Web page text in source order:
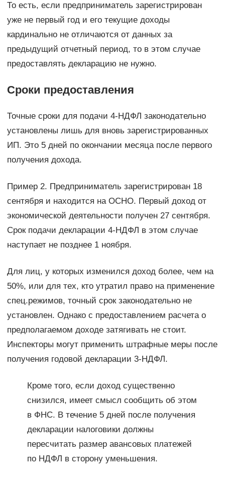
То есть, если предприниматель зарегистрирован
уже не первый год и его текущие доходы
кардинально не отличаются от данных за
предыдущий отчетный период, то в этом случае
предоставлять декларацию не нужно.
Сроки предоставления
Точные сроки для подачи 4-НДФЛ законодательно
установлены лишь для вновь зарегистрированных
ИП. Это 5 дней по окончании месяца после первого
получения дохода.
Пример 2. Предприниматель зарегистрирован 18
сентября и находится на ОСНО. Первый доход от
экономической деятельности получен 27 сентября.
Срок подачи декларации 4-НДФЛ в этом случае
наступает не позднее 1 ноября.
Для лиц, у которых изменился доход более, чем на
50%, или для тех, кто утратил право на применение
спец.режимов, точный срок законодательно не
установлен. Однако с предоставлением расчета о
предполагаемом доходе затягивать не стоит.
Инспекторы могут применить штрафные меры после
получения годовой декларации 3-НДФЛ.
Кроме того, если доход существенно
снизился, имеет смысл сообщить об этом
в ФНС. В течение 5 дней после получения
декларации налоговики должны
пересчитать размер авансовых платежей
по НДФЛ в сторону уменьшения.